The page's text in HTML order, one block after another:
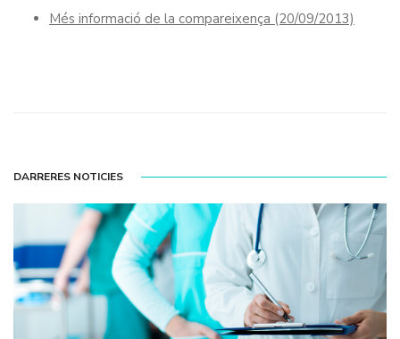
Més informació de la compareixença (20/09/2013)
DARRERES NOTICIES